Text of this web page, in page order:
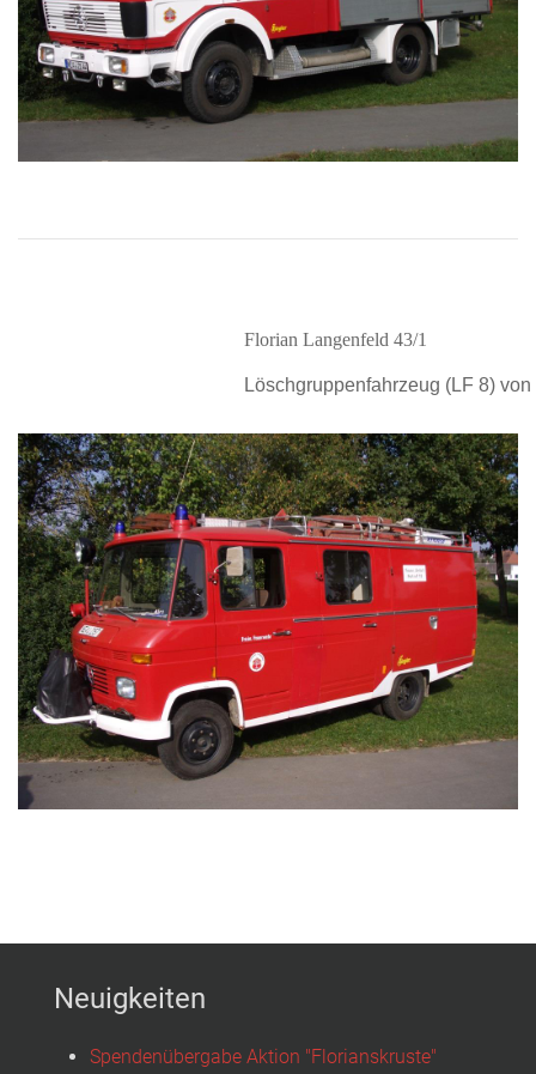
Florian Langenfeld 43/1
Löschgruppenfahrzeug (LF 8)
Neuigkeiten
Spendenübergabe Aktion "Florianskruste"